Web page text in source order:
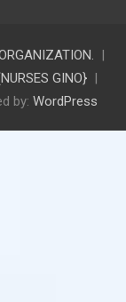
GINO}
by: WordPress